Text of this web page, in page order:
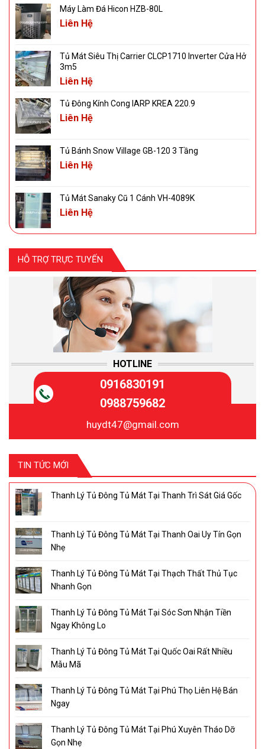
Máy Làm Đá Hicon HZB-80L
Liên Hệ
Tủ Mát Siêu Thị Carrier CLCP1710 Inverter Cửa Hở
3m5
Liên Hệ
Tủ Đông Kính Cong IARP KREA 220.9
Liên Hệ
Tủ Bánh Snow Village GB-120 3 Tầng
Liên Hệ
Tủ Mát Sanaky Cũ 1 Cánh VH-4089K
Liên Hệ
HỖ TRỢ TRỰC TUYẾN
HOTLINE
0916830191
0988759682
huydt47@gmail.com
TIN TỨC MỚI
Thanh Lý Tủ Đông Tủ Mát Tại Thanh Trì Sát Giá Gốc
Thanh Lý Tủ Đông Tủ Mát Tại Thanh Oai Uy Tín Gọn
Nhẹ
Thanh Lý Tủ Đông Tủ Mát Tại Thạch Thất Thủ Tục
Nhanh Gọn
Thanh Lý Tủ Đông Tủ Mát Tại Sóc Sơn Nhận Tiền
Ngay Không Lo
Thanh Lý Tủ Đông Tủ Mát Tại Quốc Oai Rất Nhiều
Mẫu Mã
Thanh Lý Tủ Đông Tủ Mát Tại Phú Thọ Liên Hệ Bán
Ngay
Thanh Lý Tủ Đông Tủ Mát Tại Phú Xuyên Tháo Dỡ
Gọn Nhẹ